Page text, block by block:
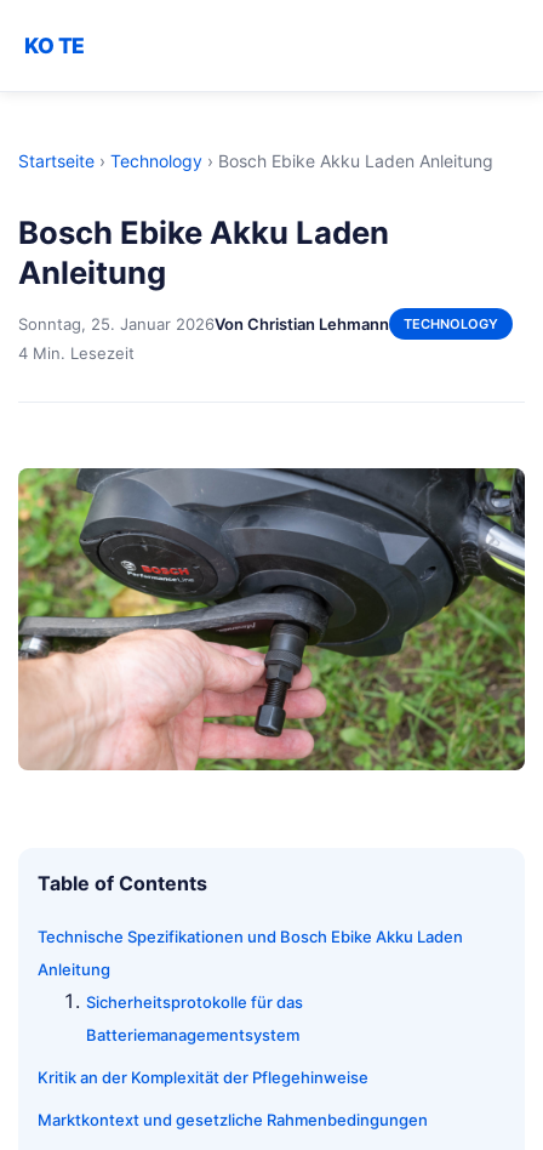
KO TE
Startseite › Technology › Bosch Ebike Akku Laden Anleitung
Bosch Ebike Akku Laden
Anleitung
Sonntag, 25. Januar 2026Von Christian Lehmann TECHNOLOGY
4 Min. Lesezeit
Table of Contents
Technische Spezifikationen und Bosch Ebike Akku Laden
Anleitung
Sicherheitsprotokolle für das
Batteriemanagementsystem
Kritik an der Komplexität der Pflegehinweise
Marktkontext und gesetzliche Rahmenbedingungen